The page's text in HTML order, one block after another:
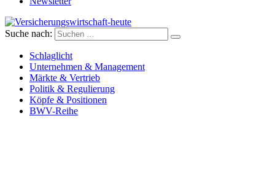
Versicherungswirtschaft-heute
Suche nach:
Schlaglicht
Unternehmen & Management
Märkte & Vertrieb
Politik & Regulierung
Köpfe & Positionen
BWV-Reihe